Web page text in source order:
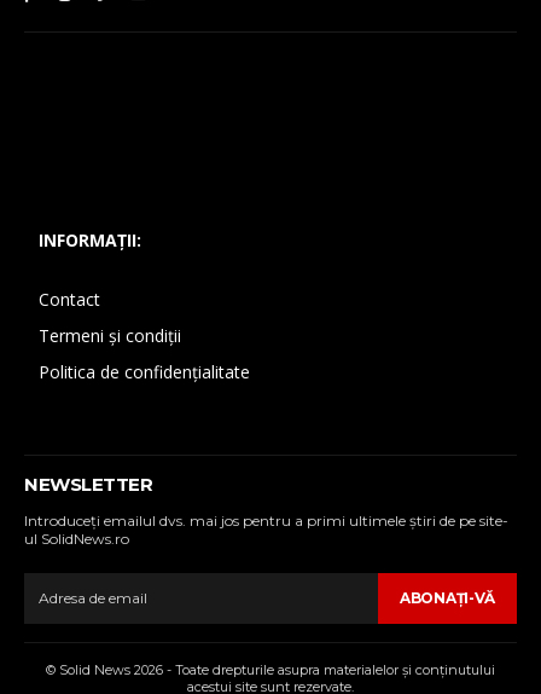
INFORMAȚII:
Contact
Termeni și condiții
Politica de confidențialitate
NEWSLETTER
Introduceţi emailul dvs. mai jos pentru a primi ultimele ştiri de pe site-
ul SolidNews.ro
ABONAŢI-VĂ
© Solid News 2026 - Toate drepturile asupra materialelor şi conţinutului
acestui site sunt rezervate.